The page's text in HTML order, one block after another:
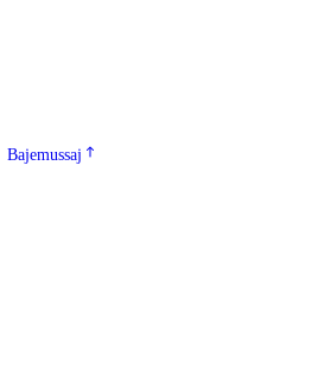
Bajemussaj